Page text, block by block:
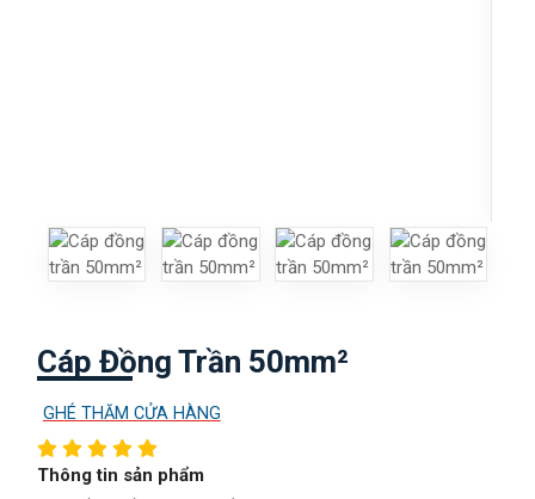
Cáp Đồng Trần 50mm²
GHÉ THĂM CỬA HÀNG
Thông tin sản phẩm